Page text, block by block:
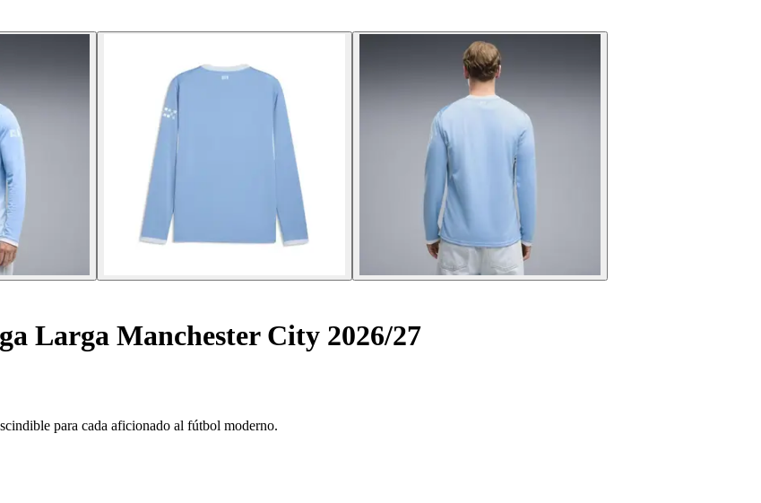
Larga Manchester City 2026/27
para cada aficionado al fútbol moderno.